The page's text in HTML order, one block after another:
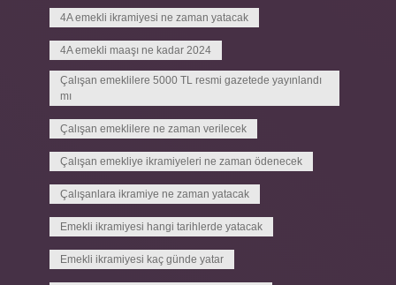
4A emekli ikramiyesi ne zaman yatacak
4A emekli maaşı ne kadar 2024
Çalışan emeklilere 5000 TL resmi gazetede yayınlandı
mı
Çalışan emeklilere ne zaman verilecek
Çalışan emekliye ikramiyeleri ne zaman ödenecek
Çalışanlara ikramiye ne zaman yatacak
Emekli ikramiyesi hangi tarihlerde yatacak
Emekli ikramiyesi kaç günde yatar